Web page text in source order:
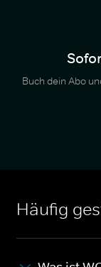
Buch dein Abo
Häufig